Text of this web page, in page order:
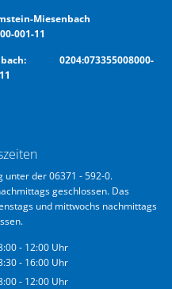
Miesenbach
001-11
0204:073355008000-
unter der 06371 - 592-0.
geschlossen. Das
und mittwochs nachmittags
- 12:00 Uhr
Von 08:00 bis 12:00 Uhr
- 16:00 Uhr
Von 13:30 bis 16:00 Uhr
- 12:00 Uhr